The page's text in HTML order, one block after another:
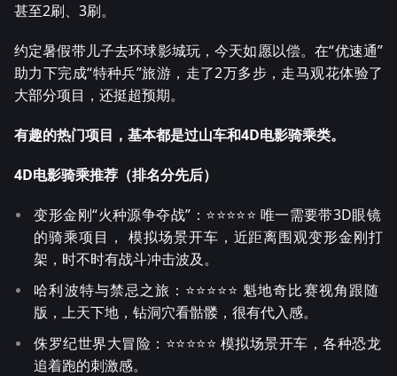
甚至2刷、3刷。
约定暑假带儿子去环球影城玩，今天如愿以偿。在“优速通”
助力下完成“特种兵”旅游，走了2万多步，走马观花体验了
大部分项目，还挺超预期。
有趣的热门项目，基本都是过山车和4D电影骑乘类。
4D电影骑乘推荐（排名分先后）
变形金刚“火种源争夺战”：⭐️⭐️⭐️⭐️⭐️ 唯一需要带3D眼镜
的骑乘项目， 模拟场景开车，近距离围观变形金刚打
架，时不时有战斗冲击波及。
哈利波特与禁忌之旅：⭐️⭐️⭐️⭐️⭐️ 魁地奇比赛视角跟随
版，上天下地，钻洞穴看骷髅，很有代入感。
侏罗纪世界大冒险：⭐️⭐️⭐️⭐️⭐️ 模拟场景开车，各种恐龙
追着跑的刺激感。